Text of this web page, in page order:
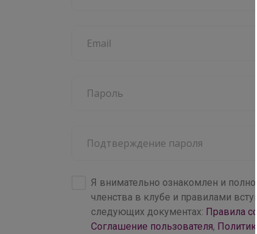
Я внимательно ознакомлен и
членства в клубе и правилами
следующих документах: Правила
Соглашение пользователя,
брендов